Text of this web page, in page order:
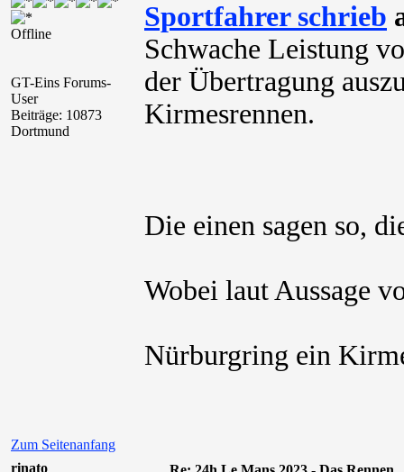
Offline
GT-Eins Forums-
User
Beiträge: 10873
Dortmund
Sportfahrer schrieb
Schwache Leistung
der Übertragung
Kirmesrennen.
Die einen sagen so,
Wobei laut Aussage
Nürburgring ein
Zum Seitenanfang
rinato